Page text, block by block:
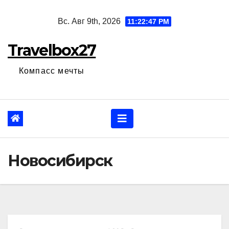
Вс. Авг 9th, 2026 11:22:48 PM
Travelbox27
Компасс мечты
Новосибирск